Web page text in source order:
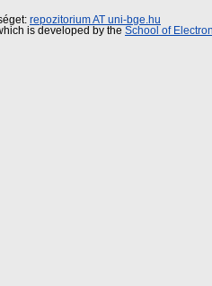
repozitorium AT uni-bge.hu
is developed by the School of